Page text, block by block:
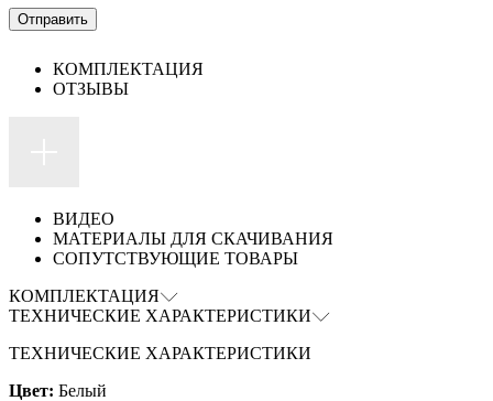
КОМПЛЕКТАЦИЯ
ОТЗЫВЫ
ВИДЕО
МАТЕРИАЛЫ ДЛЯ СКАЧИВАНИЯ
СОПУТСТВУЮЩИЕ ТОВАРЫ
КОМПЛЕКТАЦИЯ
ТЕХНИЧЕСКИЕ ХАРАКТЕРИСТИКИ
ТЕХНИЧЕСКИЕ ХАРАКТЕРИСТИКИ
Цвет: Белый